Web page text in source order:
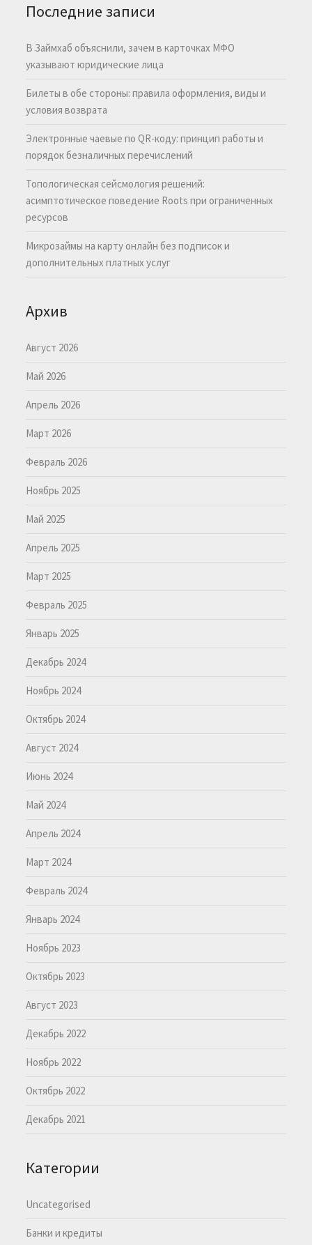
Последние записи
В Займхаб объяснили, зачем в карточках МФО
указывают юридические лица
Билеты в обе стороны: правила оформления, виды и
условия возврата
Электронные чаевые по QR-коду: принцип работы и
порядок безналичных перечислений
Топологическая сейсмология решений:
асимптотическое поведение Roots при ограниченных
ресурсов
Микрозаймы на карту онлайн без подписок и
дополнительных платных услуг
Архив
Август 2026
Май 2026
Апрель 2026
Март 2026
Февраль 2026
Ноябрь 2025
Май 2025
Апрель 2025
Март 2025
Февраль 2025
Январь 2025
Декабрь 2024
Ноябрь 2024
Октябрь 2024
Август 2024
Июнь 2024
Май 2024
Апрель 2024
Март 2024
Февраль 2024
Январь 2024
Ноябрь 2023
Октябрь 2023
Август 2023
Декабрь 2022
Ноябрь 2022
Октябрь 2022
Декабрь 2021
Категории
Uncategorised
Банки и кредиты